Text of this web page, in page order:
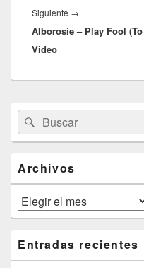
Siguiente →
siguiente:
Alborosie – Play Fool
Video
área
de
widget
lateral
primaria
Buscar
por:
Buscar
Archivos
Archivos
Entradas recientes